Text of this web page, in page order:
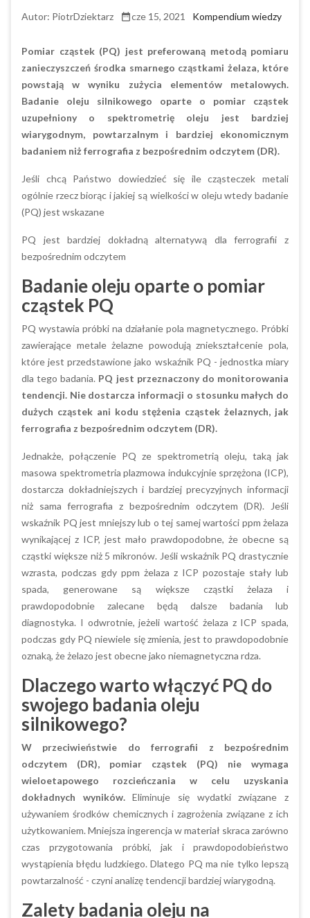
Autor: PiotrDziektarz cze 15, 2021 Kompendium wiedzy
Pomiar cząstek (PQ) jest preferowaną metodą pomiaru
zanieczyszczeń środka smarnego cząstkami żelaza, które
powstają w wyniku zużycia elementów metalowych.
Badanie oleju silnikowego oparte o pomiar cząstek
uzupełniony o spektrometrię oleju jest bardziej
wiarygodnym, powtarzalnym i bardziej ekonomicznym
badaniem niż ferrografia z bezpośrednim odczytem (DR).
Jeśli chcą Państwo dowiedzieć się ile cząsteczek metali
ogólnie rzecz biorąc i jakiej są wielkości w oleju wtedy badanie
(PQ) jest wskazane
PQ jest bardziej dokładną alternatywą dla ferrografii z
bezpośrednim odczytem
Badanie oleju oparte o pomiar
cząstek PQ
PQ wystawia próbki na działanie pola magnetycznego. Próbki
zawierające metale żelazne powodują zniekształcenie pola,
które jest przedstawione jako wskaźnik PQ - jednostka miary
dla tego badania. PQ jest przeznaczony do monitorowania
tendencji. Nie dostarcza informacji o stosunku małych do
dużych cząstek ani kodu stężenia cząstek żelaznych, jak
ferrografia z bezpośrednim odczytem (DR).
Jednakże, połączenie PQ ze spektrometrią oleju, taką jak
masowa spektrometria plazmowa indukcyjnie sprzężona (ICP),
dostarcza dokładniejszych i bardziej precyzyjnych informacji
niż sama ferrografia z bezpośrednim odczytem (DR). Jeśli
wskaźnik PQ jest mniejszy lub o tej samej wartości ppm żelaza
wynikającej z ICP, jest mało prawdopodobne, że obecne są
cząstki większe niż 5 mikronów. Jeśli wskaźnik PQ drastycznie
wzrasta, podczas gdy ppm żelaza z ICP pozostaje stały lub
spada, generowane są większe cząstki żelaza i
prawdopodobnie zalecane będą dalsze badania lub
diagnostyka. I odwrotnie, jeżeli wartość żelaza z ICP spada,
podczas gdy PQ niewiele się zmienia, jest to prawdopodobnie
oznaką, że żelazo jest obecne jako niemagnetyczna rdza.
Dlaczegowarto włączyć PQ do
swojego badania oleju
silnikowego?
W przeciwieństwie do ferrografii z bezpośrednim
odczytem (DR), pomiar cząstek (PQ) nie wymaga
wieloetapowego rozcieńczania w celu uzyskania
dokładnych wyników.Eliminuje się wydatki związane z
używaniem środków chemicznych i zagrożenia związane z ich
użytkowaniem. Mniejsza ingerencja w materiał skraca zarówno
czas przygotowania próbki, jak i prawdopodobieństwo
wystąpienia błędu ludzkiego. Dlatego PQ ma nie tylko lepszą
powtarzalność - czyni analizę tendencji bardziej wiarygodną.
Zalety badania oleju na